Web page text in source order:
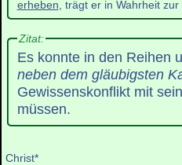
erheben, trägt er in Wahrheit
Zitat:
Es konnte in den Reihen
neben dem gläubigsten
Gewissenskonflikt mit
müssen.
Christ*